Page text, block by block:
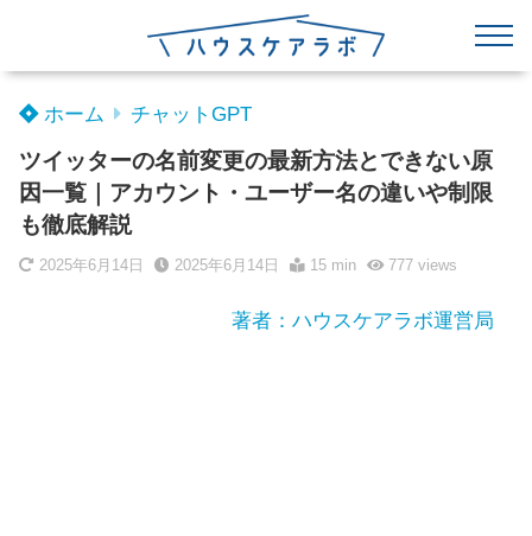
ホーム チャットGPT
ツイッターの名前変更の最新方法とできない原
因一覧｜アカウント・ユーザー名の違いや制限
も徹底解説
2025年6月14日 2025年6月14日 15 min 777 views
著者：ハウスケアラボ運営局